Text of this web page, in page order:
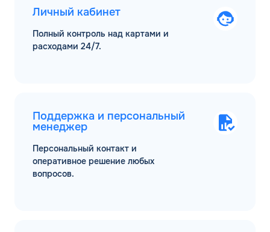
Личный кабинет
Полный контроль над картами и
расходами 24/7.
Поддержка и персональный
менеджер
Персональный контакт и
оперативное решение любых
вопросов.